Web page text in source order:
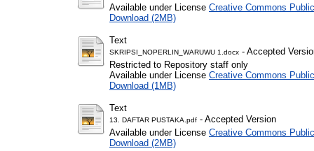
Available under License Creative Commons
Download (2MB)
Text
SKRIPSI_NOPERLIN_WARUWU 1.docx - Accepted
Restricted to Repository staff only
Available under License Creative Commons
Download (1MB)
Text
13. DAFTAR PUSTAKA.pdf - Accepted Version
Available under License Creative Commons
Download (2MB)